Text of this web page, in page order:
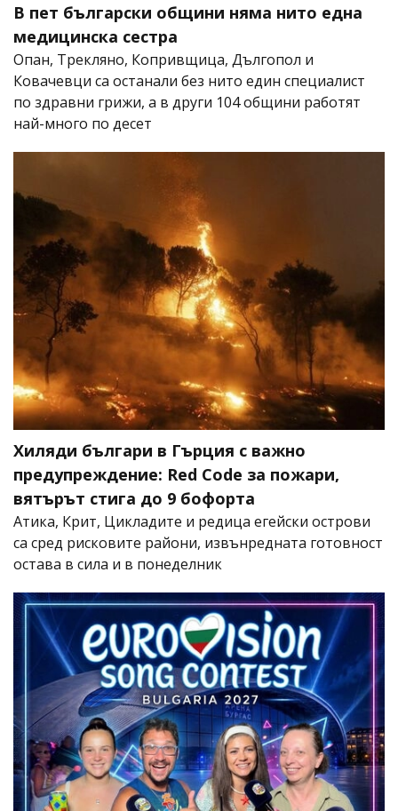
В пет български общини няма нито една
медицинска сестра
Опан, Трекляно, Копривщица, Дългопол и
Ковачевци са останали без нито един специалист
по здравни грижи, а в други 104 общини работят
най-много по десет
Хиляди българи в Гърция с важно
предупреждение: Red Code за пожари,
вятърът стига до 9 бофорта
Атика, Крит, Цикладите и редица егейски острови
са сред рисковите райони, извънредната готовност
остава в сила и в понеделник